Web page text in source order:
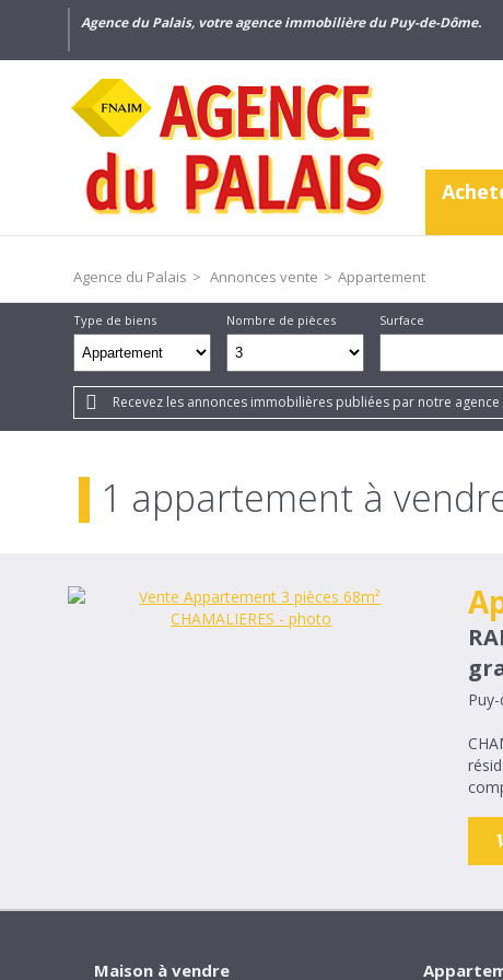
Agence du Palais, votre agence immobilière du Puy-de-Dôme.
Agence du Palais > Annonces vente > Appartement
Type de biens Nombre de pièces Surface
Recevez les annonces immobilières publiées par notre agence
1 appartement à
Maison à vendre